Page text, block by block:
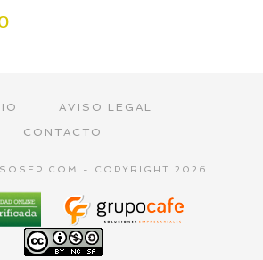
AVISO LEGAL
CONTACTO
- COPYRIGHT 2026